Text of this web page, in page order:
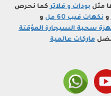
مثل بودات و فلاتركما نحرص
ونكهات فيب 60 مل
و
سحبة السيجارة المؤقتة
ماركات عالمية